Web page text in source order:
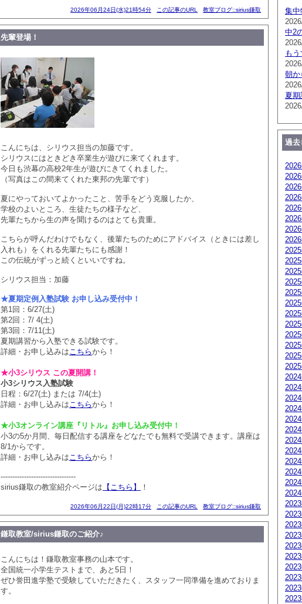
2026年06月24日(水)21時54分 この記事のURL 教室ブログ::sirius鎌取
先輩登場！
こんにちは、シリウス担当の加藤です。
シリウスにはときどき卒業生が遊びに来てくれます。
今日も渋幕の高校2年生が遊びにきてくれました。
（写真はこの間来てくれた東邦の先輩です）
夏にやっておいてよかったこと、苦手をどう克服したか、
学校のよいところ、生徒たちの様子など、
先輩たちから生の声を聞けるのはとても貴重。
こちらが呼んだわけでもなく、後輩たちのためにアドバイス（ときには差し
入れも）をくれる先輩たちにも感謝！
この伝統がずっと続くといいですね。
シリウス担当：加藤
★夏期定例入塾試験 お申し込み受付中！
第1回：6/27(土)
第2回：7/ 4(土)
第3回：7/11(土)
夏期講習から入塾できる試験です。
詳細・お申し込みはこちらから！
★小3シリウス この夏開講！
小3シリウス入塾試験
日程：6/27(土) または 7/4(土)
詳細・お申し込みはこちらから！
★小3オンライン講座『リトル』お申し込み受付中！
小3の5か月間、毎日配信する講座をどなたでも無料で受講できます。講座は
8/1からです。
詳細・お申し込みはこちらから！
--------------------------------
sirius鎌取の教室紹介ページは 【こちら】 ！
2026年06月22日(月)22時17分 この記事のURL 教室ブログ::sirius鎌取
鎌取教室/sirius鎌取のご紹介♪
こんにちは！鎌取教室事務の山本です。
全国統一小学生テストまで、あと5日！
ぜひ誉田進学塾で受験していただきたく、スタッフ一同準備を進めておりま
す。
集中
中2
も
朝か
夏
過去